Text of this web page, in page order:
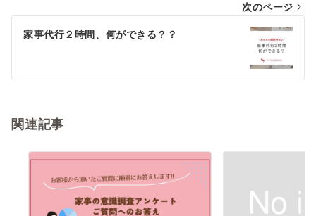
ビ
ゲ
シ
ン
次のページ
家事代行２時間、何ができる？？
関連記事